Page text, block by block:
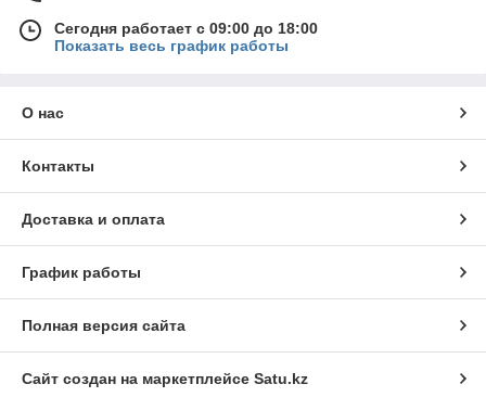
Сегодня работает с 09:00 до 18:00
Показать весь график работы
О нас
Контакты
Доставка и оплата
График работы
Полная версия сайта
Сайт создан на маркетплейсе Satu.kz